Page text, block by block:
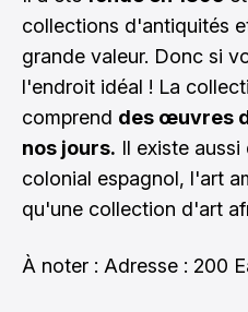
collections d'antiquités
grande valeur. Donc si
l'endroit idéal ! La
comprend des œuvres
nos jours. Il existe
colonial espagnol, l'art
qu'une collection d'art
À noter : Adresse : 200